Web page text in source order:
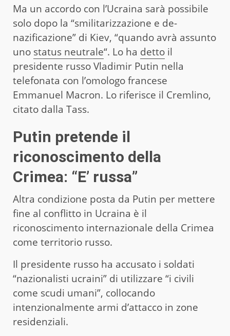
Ma un accordo con l’Ucraina sarà possibile
solo dopo la “smilitarizzazione e de-
nazificazione” di Kiev, “quando avrà assunto
uno status neutrale“. Lo ha detto il
presidente russo Vladimir Putin nella
telefonata con l’omologo francese
Emmanuel Macron. Lo riferisce il Cremlino,
citato dalla Tass.
Putin pretende il
riconoscimento della
Crimea: “E’ russa”
Altra condizione posta da Putin per mettere
fine al conflitto in Ucraina è il
riconoscimento internazionale della Crimea
come territorio russo.
Il presidente russo ha accusato i soldati
“nazionalisti ucraini” di utilizzare “i civili
come scudi umani”, collocando
intenzionalmente armi d’attacco in zone
residenziali.